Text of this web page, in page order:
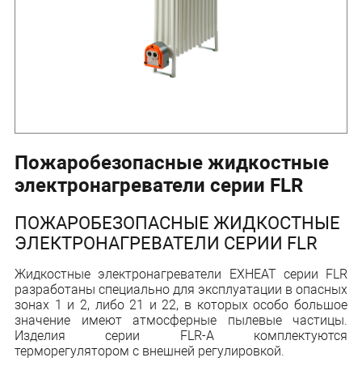
Пожаробезопасные жидкостные
электронагреватели серии FLR
ПОЖАРОБЕЗОПАСНЫЕ ЖИДКОСТНЫЕ
ЭЛЕКТРОНАГРЕВАТЕЛИ СЕРИИ FLR
Жидкостные электронагреватели ЕХНЕАТ серии FLR
разработаны специально для эксплуатации в опасных
зонах 1 и 2, либо 21 и 22, в которых особо большое
значение имеют атмосферные пылевые частицы.
Изделия серии FLR-А комплектуются
терморегулятором с внешней регулировкой.